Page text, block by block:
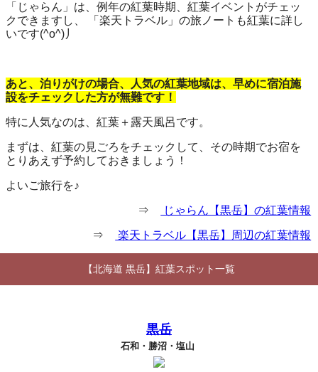
「じゃらん」は、例年の紅葉時期、紅葉イベントがチェッ
クできますし、 「楽天トラベル」の旅ノートも紅葉に詳し
いです(^o^)丿
あと、泊りがけの場合、人気の紅葉地域は、早めに宿泊施
設をチェックした方が無難です！
特に人気なのは、紅葉＋露天風呂です。
まずは、紅葉の見ごろをチェックして、その時期でお宿を
とりあえず予約しておきましょう！
よいご旅行を♪
⇒ じゃらん【黒岳】の紅葉情報
⇒ 楽天トラベル【黒岳】周辺の紅葉情報
【北海道 黒岳】紅葉スポット一覧
黒岳
石和・勝沼・塩山